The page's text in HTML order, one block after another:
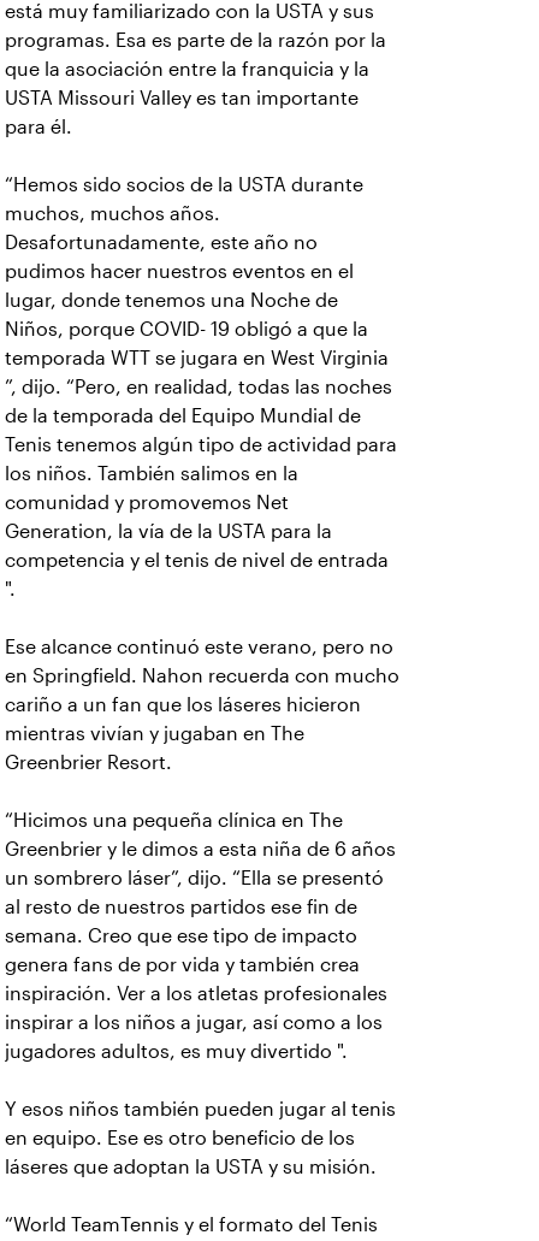
está muy familiarizado con la USTA y sus
programas. Esa es parte de la razón por la
que la asociación entre la franquicia y la
USTA Missouri Valley es tan importante
para él.
“Hemos sido socios de la USTA durante
muchos, muchos años.
Desafortunadamente, este año no
pudimos hacer nuestros eventos en el
lugar, donde tenemos una Noche de
Niños, porque COVID- 19 obligó a que la
temporada WTT se jugara en West Virginia
”, dijo. “Pero, en realidad, todas las noches
de la temporada del Equipo Mundial de
Tenis tenemos algún tipo de actividad para
los niños. También salimos en la
comunidad y promovemos Net
Generation, la vía de la USTA para la
competencia y el tenis de nivel de entrada
".
Ese alcance continuó este verano, pero no
en Springfield. Nahon recuerda con mucho
cariño a un fan que los láseres hicieron
mientras vivían y jugaban en The
Greenbrier Resort.
“Hicimos una pequeña clínica en The
Greenbrier y le dimos a esta niña de 6 años
un sombrero láser”, dijo. “Ella se presentó
al resto de nuestros partidos ese fin de
semana. Creo que ese tipo de impacto
genera fans de por vida y también crea
inspiración. Ver a los atletas profesionales
inspirar a los niños a jugar, así como a los
jugadores adultos, es muy divertido ".
Y esos niños también pueden jugar al tenis
en equipo. Ese es otro beneficio de los
láseres que adoptan la USTA y su misión.
“World TeamTennis y el formato del Tenis